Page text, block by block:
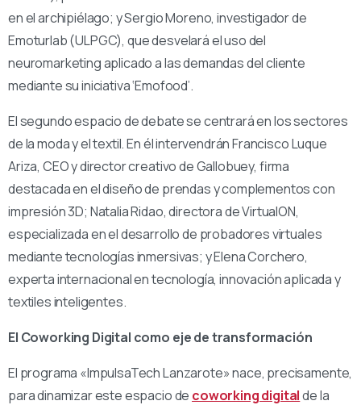
en el archipiélago; y Sergio Moreno, investigador de
Emoturlab (ULPGC), que desvelará el uso del
neuromarketing aplicado a las demandas del cliente
mediante su iniciativa ‘Emofood’.
El segundo espacio de debate se centrará en los sectores
de la moda y el textil. En él intervendrán Francisco Luque
Ariza, CEO y director creativo de Gallobuey, firma
destacada en el diseño de prendas y complementos con
impresión 3D; Natalia Ridao, directora de VirtualON,
especializada en el desarrollo de probadores virtuales
mediante tecnologías inmersivas; y Elena Corchero,
experta internacional en tecnología, innovación aplicada y
textiles inteligentes.
El Coworking Digital como eje de transformación
El programa «ImpulsaTech Lanzarote» nace, precisamente,
para dinamizar este espacio de coworking digitalde la